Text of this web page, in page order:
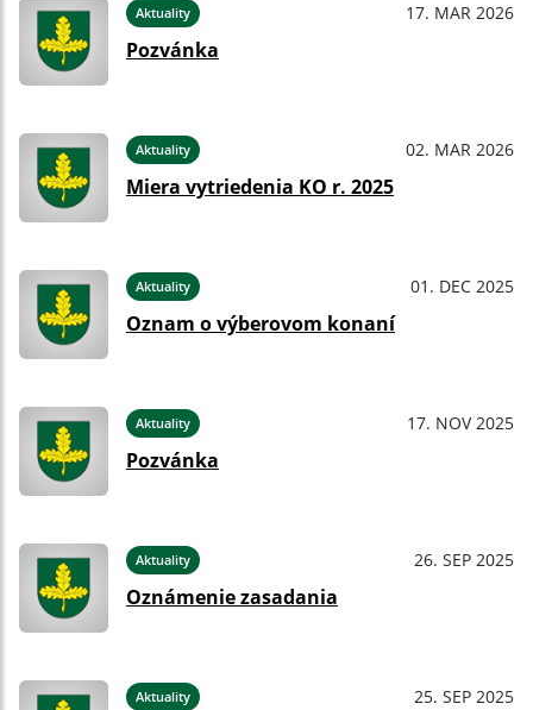
Aktuality 17. MAR 2026
Pozvánka
Aktuality 02. MAR 2026
Miera vytriedenia KO r. 2025
Aktuality 01. DEC 2025
Oznam o výberovom konaní
Aktuality 17. NOV 2025
Pozvánka
Aktuality 26. SEP 2025
Oznámenie zasadania
Aktuality 25. SEP 2025